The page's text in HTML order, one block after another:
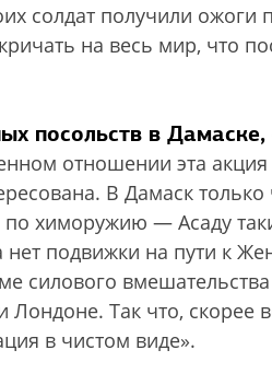
солдат получили ожоги
на весь мир, что
посольств в
отношении эта
В Дамаск только
химоружию — Асаду
подвижки на пути к
силового
Так что, скорее
в чистом виде».